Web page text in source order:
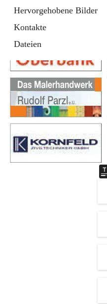
Hervorgehobene Bilder
Kontakte
Dateien